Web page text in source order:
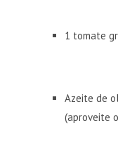
1 tomate
Azeite de
(aproveite